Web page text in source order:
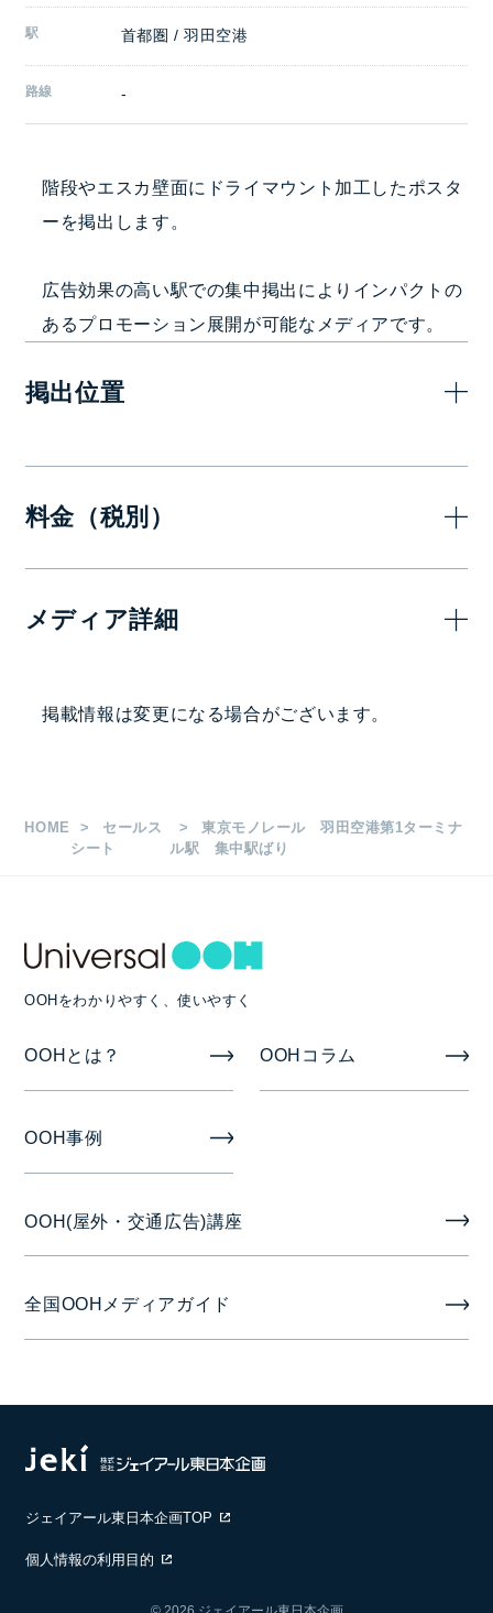
駅 首都圏 / 羽田空港
路線 -
階段やエスカ壁面にドライマウント加工したポスタ
ーを掲出します。
広告効果の高い駅での集中掲出によりインパクトの
あるプロモーション展開が可能なメディアです。
掲出位置
料金（税別）
7日(1週間)
—
メディア詳細
Ｂ0 33枚
7日
品）
掲載情報は変更になる場合がございます。
HOME
セールス
シート
東京モノレール 羽田空港第1ターミナ
ル駅 集中駅ばり
OOHをわかりやすく、使いやすく
OOHとは？ OOHコラム
OOH事例
OOH(屋外・交通広告)講座
全国OOHメディアガイド
ジェイアール東日本企画TOP
個人情報の利用目的